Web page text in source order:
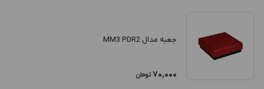
جعبه مدال MM3 PDR2
70,000 تومان